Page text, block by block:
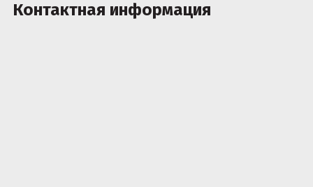
Контактная информация